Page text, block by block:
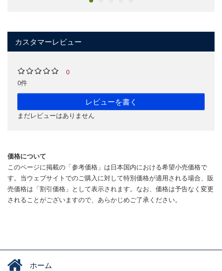
カスタマーレビュー
0
0件
レビューを書く
まだレビューはありません
価格について
このページに掲載の「参考価格」は日本国内における希望小売価格で
す。当ウェブサイトでのご購入に対して特別価格が適用される場合、販
売価格は「割引価格」として表示されます。なお、価格は予告なく変更
されることがございますので、あらかじめご了承ください。
ホーム